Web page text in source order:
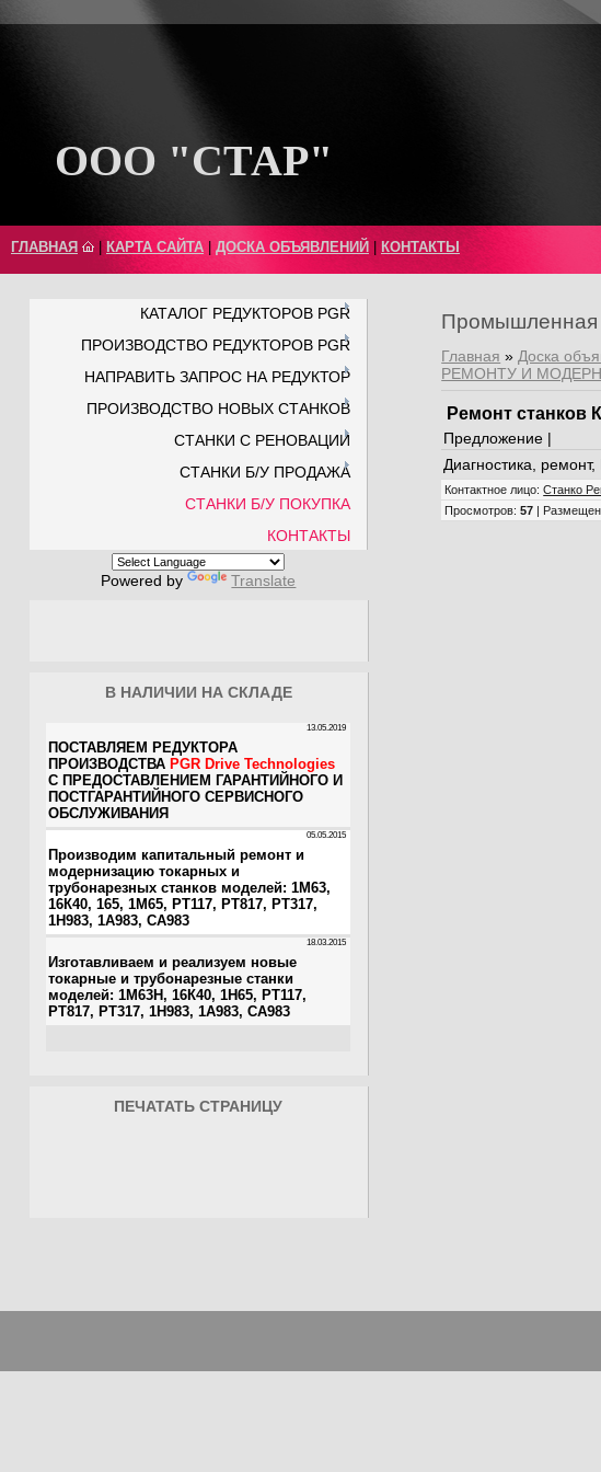
ООО "СТАР"
ГЛАВНАЯ КАРТА САЙТА ДОСКА ОБЪЯВЛЕНИЙ КОНТАКТЫ
КАТАЛОГ РЕДУКТОРОВ PGR
ПРОИЗВОДСТВО РЕДУКТОРОВ PGR
НАПРАВИТЬ ЗАПРОС НА РЕДУКТОР
ПРОИЗВОДСТВО НОВЫХ СТАНКОВ
СТАНКИ С РЕНОВАЦИИ
СТАНКИ Б/У ПРОДАЖА
СТАНКИ Б/У ПОКУПКА
КОНТАКТЫ
Powered by Translate
В НАЛИЧИИ НА СКЛАДЕ
ПЕЧАТАТЬ СТРАНИЦУ
Промышленная
Главная » Доска
РЕМОНТУ И
Ремонт
Предложение |
Диагностика,
Контактное лицо:Станко
Просмотров:57